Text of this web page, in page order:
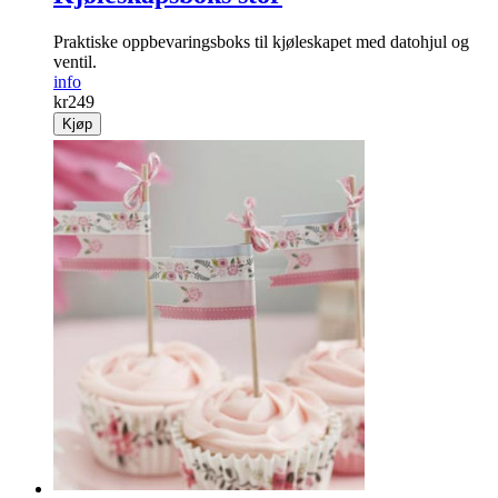
Praktiske oppbevaringsboks til kjøleskapet med datohjul og
ventil.
info
kr249
Kjøp